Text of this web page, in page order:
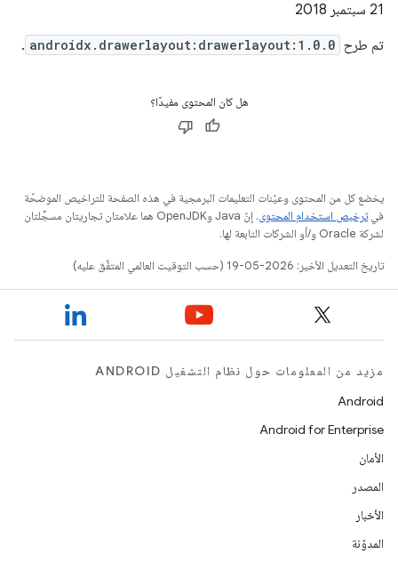
‫21 سبتمبر 2018
تم طرح androidx.drawerlayout:drawerlayout:1.0.0
.
هل كان المحتوى مفيدًا؟
يخضع كل من المحتوى وعيّنات التعليمات البرمجية في هذه الصفحة للتراخيص الموضحّة
فيترخيص استخدام المحتوى
. إنّ Java وOpenJDK هما علامتان تجاريتان مسجَّلتان
لشركة Oracle و/أو الشركات التابعة لها.
تاريخ التعديل الأخير: 2026-05-19 (حسب التوقيت العالمي المتفَّق عليه)
مزيد من المعلومات حول نظام التشغيل ANDROID
Android
Android for Enterprise
الأمان
المصدر
الأخبار
المدوّنة